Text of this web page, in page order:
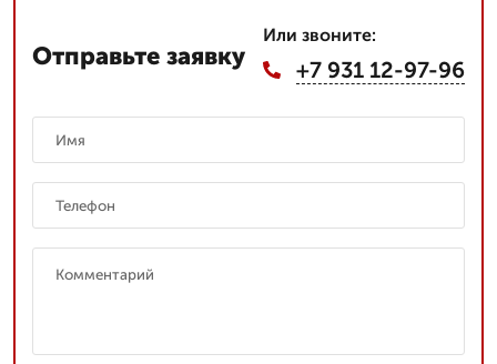
Отправьте заявку
Или звоните:
+7 931 12-97-96